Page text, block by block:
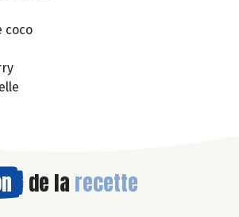
coco
de la recette